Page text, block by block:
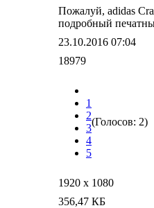
Пожалуй, adidas
подробный
23.10.2016 07:04
18979
1
2
3
4
5
(Голосов: 2)
1920 x 1080
356,47 КБ